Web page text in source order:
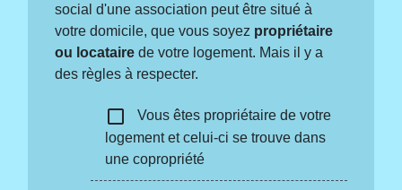
social d'une association peut être situé à
votre domicile, que vous soyez propriétaire
ou locatairede votre logement. Mais il y a
des règles à respecter.
check_box_outline_blank
Vous êtes propriétaire de votre
logement et celui-ci se trouve dans
une copropriété